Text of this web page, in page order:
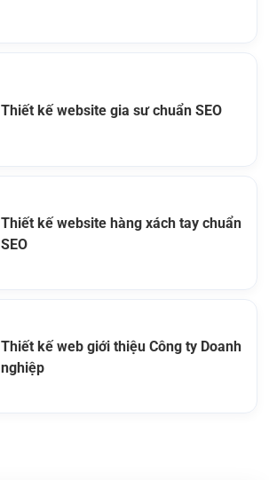
Thiết kế website gia sư chuẩn SEO
Thiết kế website hàng xách tay chuẩn
SEO
Thiết kế web giới thiệu Công ty Doanh
nghiệp